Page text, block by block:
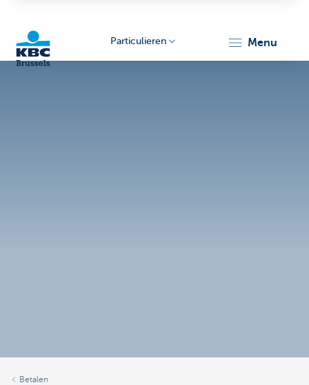
Particulieren menu
Betalen